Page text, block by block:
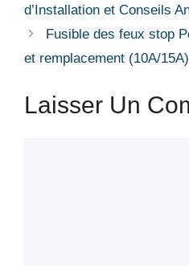
d’Installation et Conseils
Fusible des feux stop
et remplacement (10A/15A)
Laisser Un